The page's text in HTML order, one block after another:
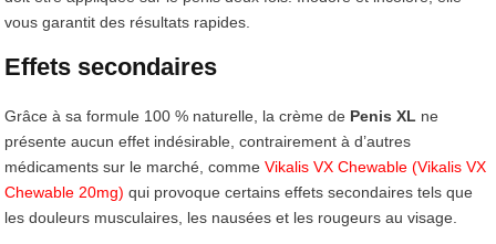
vous garantit des résultats rapides.
Effets secondaires
Grâce à sa formule 100 % naturelle, la crème de Penis XL ne
présente aucun effet indésirable, contrairement à d’autres
médicaments sur le marché, commeVikalis VX Chewable (Vikalis VX
Chewable 20mg) qui provoque certains effets secondaires tels que
les douleurs musculaires, les nausées et les rougeurs au visage.